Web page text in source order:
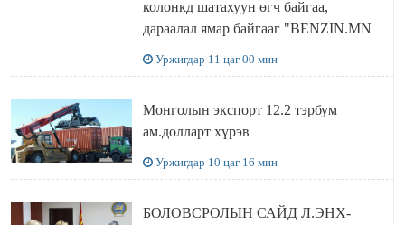
колонкд шатахуун өгч байгаа,
дараалал ямар байгааг "BENZIN.MN”
Уржигдар 11 цаг 00 мин
Монголын экспорт 12.2 тэрбум
ам.долларт хүрэв
Уржигдар 10 цаг 16 мин
БОЛОВСРОЛЫН САЙД Л.ЭНХ-